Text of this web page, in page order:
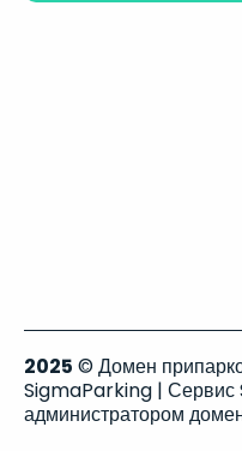
2025 © Домен
SigmaParking | Сервис
администратором